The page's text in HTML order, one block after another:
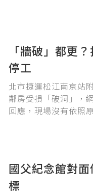
「牆破」都更
停工
北市捷運松江南京站
鄰房受損「破洞」，
回應，現場沒有依照
國父紀念館對
標